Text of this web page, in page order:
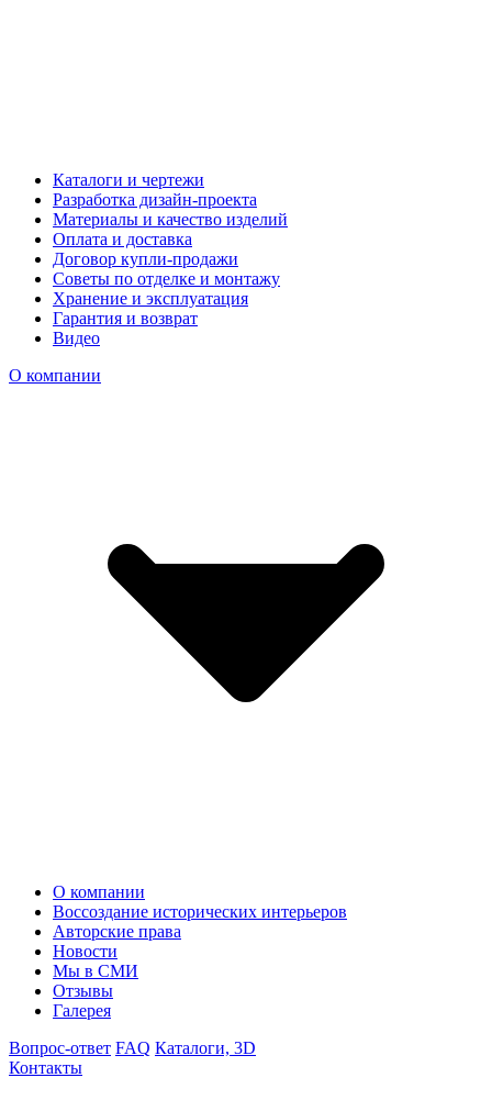
Каталоги и чертежи
Разработка дизайн-проекта
Материалы и качество изделий
Оплата и доставка
Договор купли-продажи
Советы по отделке и монтажу
Хранение и эксплуатация
Гарантия и возврат
Видео
О компании
О компании
Воссоздание исторических интерьеров
Авторские права
Новости
Мы в СМИ
Отзывы
Галерея
Вопрос-ответ FAQ Каталоги, 3D
Контакты